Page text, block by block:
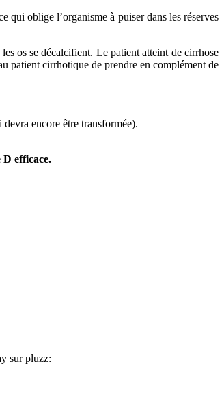
qui oblige l’organisme à puiser dans les réserves
os se décalcifient. Le patient atteint de cirrhose
patient cirrhotique de prendre en complément de
encore être transformée).
D efficace.
sur pluzz: